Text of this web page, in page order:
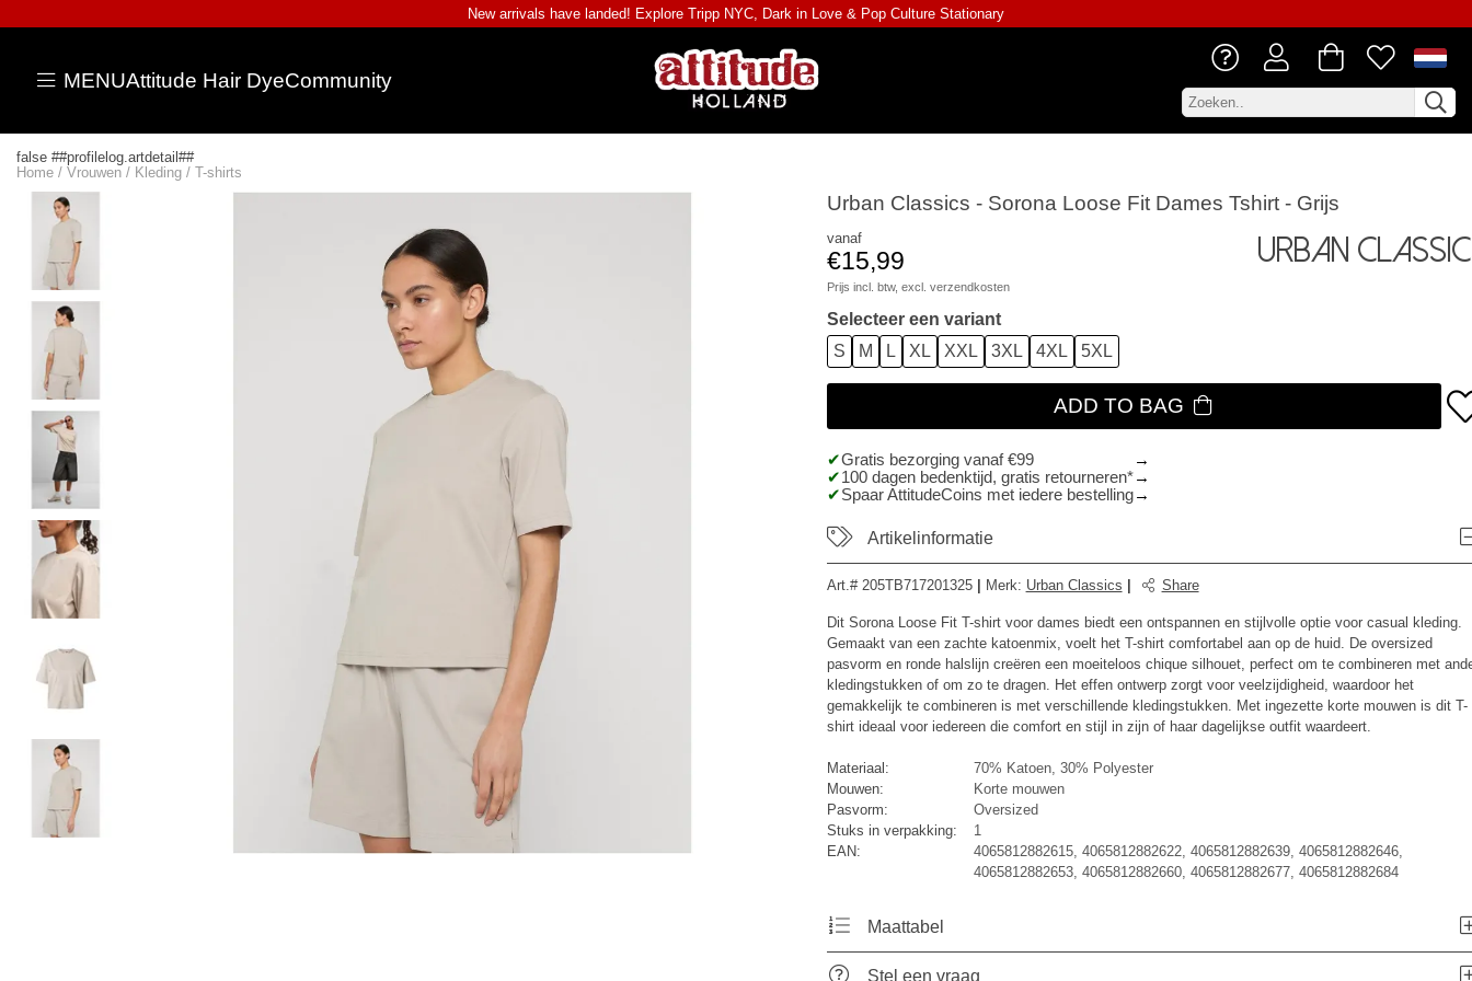
New arrivals have landed! Explore Tripp NYC, Dark in Love & Pop Culture Stationary
MENUAttitude Hair DyeCommunity
false ##profilelog.artdetail##
Home / Vrouwen / Kleding / T-shirts
Urban Classics - Sorona Loose Fit Dames Tshirt - Grijs
vanaf
€15,99
Prijs incl. btw, excl. verzendkosten
Urban
Selecteer een variant
S
M L XL XXL 3XL 4XL 5XL
ADD TO BAG
Gratis bezorging vanaf €99
100 dagen bedenktijd, gratis retourneren*
Spaar AttitudeCoins met iedere bestelling
Artikelinformatie
Art.# 205TB717201325 Merk: Urban Classics Share
Dit Sorona Loose Fit T-shirt voor dames biedt een ontspannen en stijlvolle optie voor casual kleding.
Gemaakt van een zachte katoenmix, voelt het T-shirt comfortabel aan op de huid. De oversized
pasvorm en ronde halslijn creëren een moeiteloos chique silhouet, perfect om te combineren met
kledingstukken of om zo te dragen. Het effen ontwerp zorgt voor veelzijdigheid, waardoor het
gemakkelijk te combineren is met verschillende kledingstukken. Met ingezette korte mouwen is dit T-
shirt ideaal voor iedereen die comfort en stijl in zijn of haar dagelijkse outfit waardeert.
Materiaal:
70% Katoen, 30% Polyester
Mouwen:
Korte mouwen
Pasvorm:
Oversized
Stuks in verpakking:
1
EAN:
4065812882615, 4065812882622, 4065812882639, 4065812882646,
4065812882653, 4065812882660, 4065812882677, 4065812882684
Maattabel
Stel een vraag